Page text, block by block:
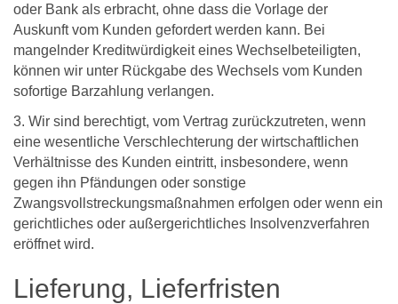
oder Bank als erbracht, ohne dass die Vorlage der
Auskunft vom Kunden gefordert werden kann. Bei
mangelnder Kreditwürdigkeit eines Wechselbeteiligten,
können wir unter Rückgabe des Wechsels vom Kunden
sofortige Barzahlung verlangen.
3. Wir sind berechtigt, vom Vertrag zurückzutreten, wenn
eine wesentliche Verschlechterung der wirtschaftlichen
Verhältnisse des Kunden eintritt, insbesondere, wenn
gegen ihn Pfändungen oder sonstige
Zwangsvollstreckungsmaßnahmen erfolgen oder wenn ein
gerichtliches oder außergerichtliches Insolvenzverfahren
eröffnet wird.
Lieferung, Lieferfristen